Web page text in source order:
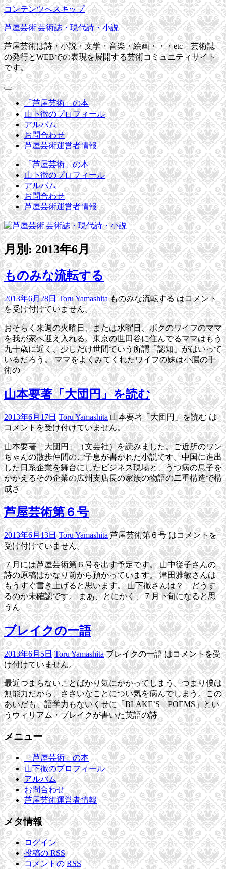
コンテンツへスキップ
芦屋芸術|芸術誌・現代詩・小説
芦屋芸術は詩・小説・文学・音楽・絵画・・・etc 芸術誌
の発行とWEBでの表現を展開する芸術コミュニティサイト
です。
「芦屋芸術」の本
山下徹のプロフィール
アルバム
お問合わせ
芦屋芸術運営者情報
「芦屋芸術」の本
山下徹のプロフィール
アルバム
お問合わせ
芦屋芸術運営者情報
月別: 2013年6月
ものみな流転する
2013年6月28日 Toru Yamashita ものみな流転する はコメント
を受け付けていません。
おそらく来週の火曜日、または水曜日、ボクのワイフのママ
を我が家へ迎え入れる。東京の世田谷に住んでるママはもう
九十歳に近く、少しだけ世間でいう所謂「認知」がはいって
いるだろう。 ママをよくみてくれたワイフの妹は小腸の手
術の
ブ
ロ
グ
山本要著「大団円」を読む
2013年6月17日 Toru Yamashita 山本要著「大団円」を読む は
コメントを受け付けていません。
山本要著「大団円」（文芸社）を読みました。ご近所のワン
ちゃんの散歩仲間のご子息が書かれた小説です。中国に進出
した日系企業を舞台にしたビジネス現場と、うつ病の息子を
かかえるその企業の広州支店長の家族の物語の二重構造で構
成さ
ブ
ロ
グ
芦屋芸術第６号
2013年6月13日 Toru Yamashita 芦屋芸術第６号 はコメントを
受け付けていません。
７月には芦屋芸術第６号を出す予定です。 山中従子さんの
詩の原稿はかなり前から預かっています。 津田雅敏さんは
もうすぐ書き上げると思います。 山下徹さんは？ どうす
るのか未確認です。 まあ、とにかく、７月下旬になると思
うん
ブ
ロ
グ
ブレイクの一語
2013年6月5日 Toru Yamashita ブレイクの一語 はコメントを受
け付けていません。
最近つまらないことばかり気にかかってしまう。つまり僕は
無能力だから、ささいなことについ気を病んでしまう。この
あいだも、語学力もないくせに「BLAKE’S POEMS」とい
うウィリアム・ブレイクが書いた英語の詩
ブ
ロ
グ
メニュー
「芦屋芸術」の本
山下徹のプロフィール
アルバム
お問合わせ
芦屋芸術運営者情報
メタ情報
ログイン
投稿のRSS
コメントのRSS